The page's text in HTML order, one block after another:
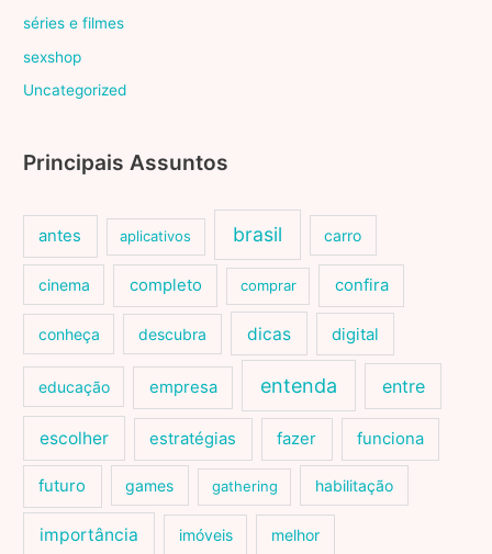
séries e filmes
sexshop
Uncategorized
Principais Assuntos
antes aplicativos brasil carro
cinema completo comprar confira
conheça descubra dicas digital
educação empresa entenda entre
escolher estratégias fazer funciona
futuro games gathering habilitação
importância imóveis melhor